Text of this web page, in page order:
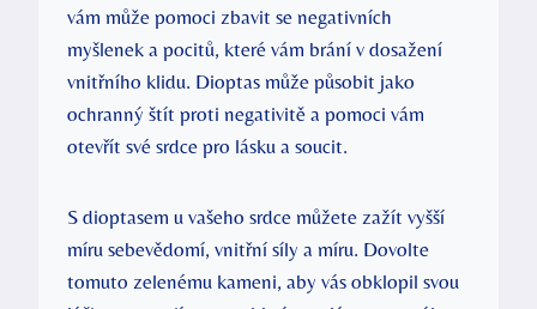
vám může pomoci zbavit se negativních
myšlenek a pocitů, které vám brání v dosažení
vnitřního klidu. Dioptas může působit jako
ochranný štít proti negativitě a pomoci vám
otevřít své srdce pro lásku a soucit.
S dioptasem u vašeho srdce můžete zažít vyšší
míru sebevědomí, vnitřní síly a míru. Dovolte
tomuto zelenému kameni, aby vás obklopil svou